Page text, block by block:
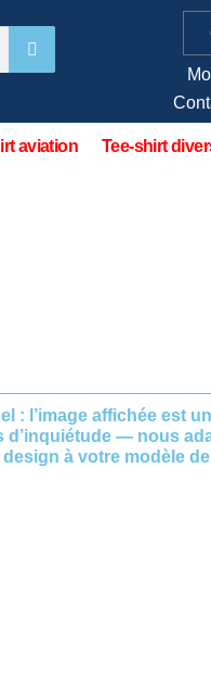
aviation Tee-shirt
: l’image affichée est
d’inquiétude — nous
design à votre modèle